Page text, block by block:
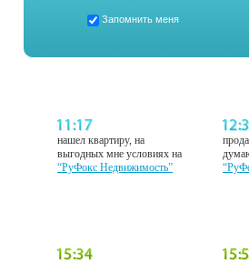
Запомнить меня
нашел квартиру, на
выгодных мне условиях на
“РуФокс Недвижимость”